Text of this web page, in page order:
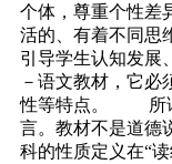
个体，尊重个性
活的、有着不同思
引导学生认知发展
－语文教材，它必
性等特点。 所谓
言。教材不是道德
科的性质定义在“